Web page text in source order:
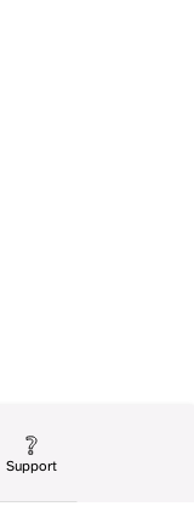
Support